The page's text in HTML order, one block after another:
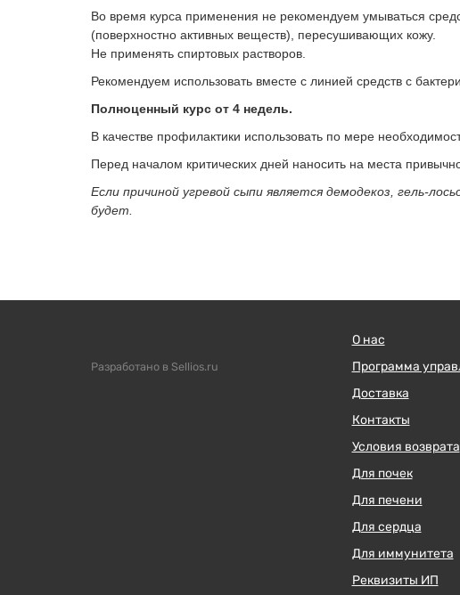
Во время курса применения не рекомендуем умываться
(поверхностно активных веществ), пересушивающих кожу.
Не применять спиртовых растворов.
Рекомендуем использовать вместе с линией средств с
Полноценный курс от 4 недель.
В качестве профилактики использовать по мере
Перед началом критических дней наносить на места
Если причиной угревой сыпи является демодекоз, гель-
будет.
Разработано в Sellios.ru
О нас
Программа
Доставка
Контакты
Условия возврата
Для почек
Для печени
Для сердца
Для иммунитета
Реквизиты ИП